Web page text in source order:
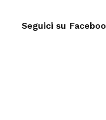
Seguici su